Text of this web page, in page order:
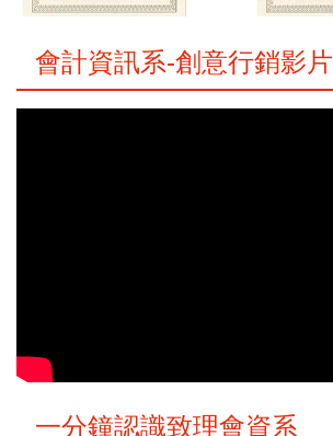
會計資訊系-創意行銷影片
一分鐘認識致理會資系